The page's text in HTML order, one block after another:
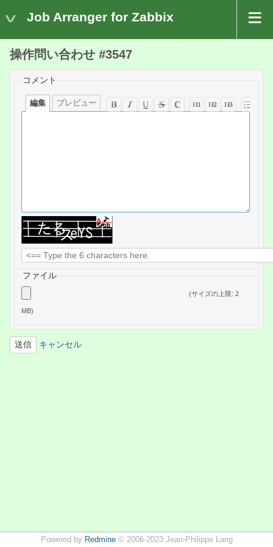
Job Arranger for Zabbix
操作問い合わせ #3547
コメント
編集 プレビュー
ファイル
MB)
キャンセル
Powered by Redmine© 2006-2023 Jean-Philippe Lang